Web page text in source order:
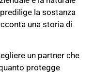
la sostanza
una storia di
un partner che
protegge